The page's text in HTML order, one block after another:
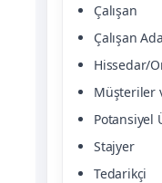
Çalışan
Çalışan
Hissedar/
Müşteriler
Potansiyel
Stajyer
Tedarikçi